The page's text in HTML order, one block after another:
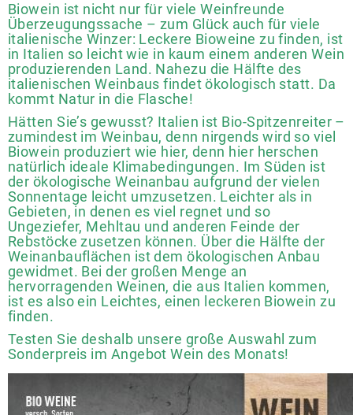
Biowein ist nicht nur für viele Weinfreunde
Überzeugungssache – zum Glück auch für viele
italienische Winzer: Leckere Bioweine zu finden, ist
in Italien so leicht wie in kaum einem anderen Wein
produzierenden Land. Nahezu die Hälfte des
italienischen Weinbaus findet ökologisch statt. Da
kommt Natur in die Flasche!
Hätten Sie’s gewusst? Italien ist Bio-Spitzenreiter –
zumindest im Weinbau, denn nirgends wird so viel
Biowein produziert wie hier, denn hier herschen
natürlich ideale Klimabedingungen. Im Süden ist
der ökologische Weinanbau aufgrund der vielen
Sonnentage leicht umzusetzen. Leichter als in
Gebieten, in denen es viel regnet und so
Ungeziefer, Mehltau und anderen Feinde der
Rebstöcke zusetzen können. Über die Hälfte der
Weinanbauflächen ist dem ökologischen Anbau
gewidmet. Bei der großen Menge an
hervorragenden Weinen, die aus Italien kommen,
ist es also ein Leichtes, einen leckeren Biowein zu
finden.
Testen Sie deshalb unsere große Auswahl zum
Sonderpreis im Angebot Wein des Monats!